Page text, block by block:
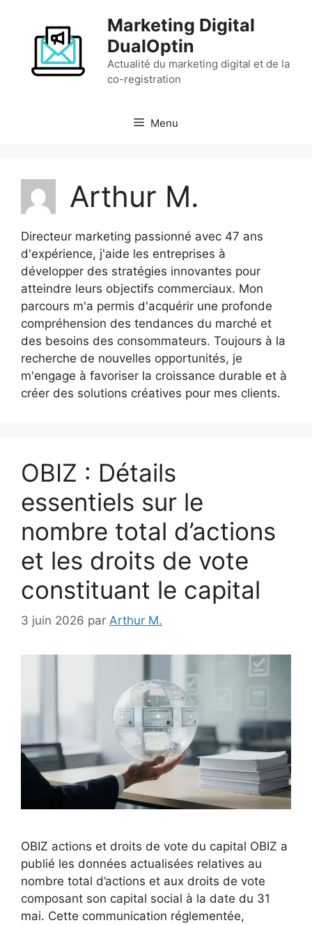
contenu
Marketing Digital
DualOptin
Actualité du marketing digital et de la
co-registration
Menu
Arthur M.
Directeur marketing passionné avec 47 ans
d'expérience, j'aide les entreprises à
développer des stratégies innovantes pour
atteindre leurs objectifs commerciaux. Mon
parcours m'a permis d'acquérir une profonde
compréhension des tendances du marché et
des besoins des consommateurs. Toujours à la
recherche de nouvelles opportunités, je
m'engage à favoriser la croissance durable et à
créer des solutions créatives pour mes clients.
OBIZ : Détails
essentiels sur le
nombre total d’actions
et les droits de vote
constituant le capital
3 juin 2026 par Arthur M.
OBIZ actions et droits de vote du capital OBIZ a
publié les données actualisées relatives au
nombre total d’actions et aux droits de vote
composant son capital social à la date du 31
mai. Cette communication réglementée,